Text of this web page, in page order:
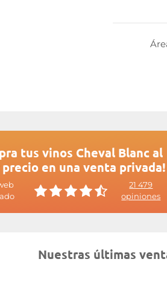
tus vinos Cheval Blanc al
en una venta privada!
21 479
opiniones
Nuestras últimas